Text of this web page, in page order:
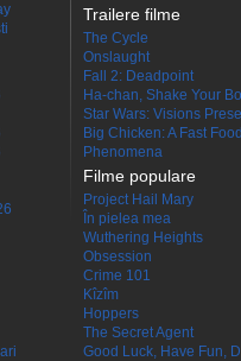
Trailere filme
The Cycle
Onslaught
Fall 2: Deadpoint
Ha-chan, Shake Your
Star Wars: Visions
Big Chicken: A Fast
Phenomena
Filme populare
Project Hail Mary
În pielea mea
Wuthering Heights
Obsession
Crime 101
Kîzîm
Hoppers
The Secret Agent
Good Luck, Have Fun,